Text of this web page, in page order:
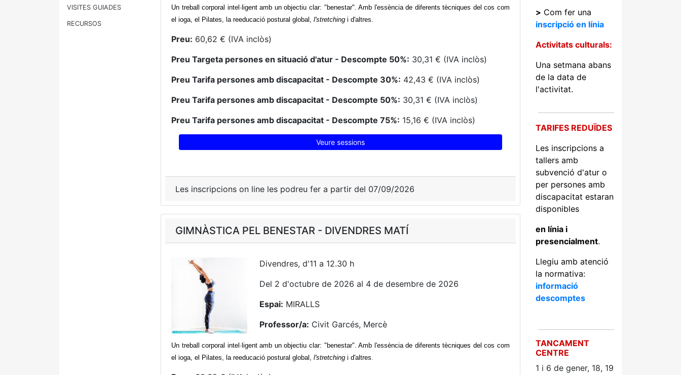
VISITES GUIADES
RECURSOS
Un treball corporal intel·ligent amb un objectiu clar: "benestar". Amb l'essència de diferents tècniques del cos com
el ioga, el Pilates, la reeducació postural global, l'stretching i d'altres.
Preu: 60,62 € (IVA inclòs)
Preu Targeta persones en situació d'atur - Descompte 50%: 30,31 € (IVA inclòs)
Preu Tarifa persones amb discapacitat - Descompte 30%: 42,43 € (IVA inclòs)
Preu Tarifa persones amb discapacitat - Descompte 50%: 30,31 € (IVA inclòs)
Preu Tarifa persones amb discapacitat - Descompte 75%: 15,16 € (IVA inclòs)
Veure sessions
Les inscripcions on line les podreu fer a partir del 07/09/2026
GIMNÀSTICA PEL BENESTAR - DIVENDRES MATÍ
Divendres, d'11 a 12.30 h
Del 2 d'octubre de 2026 al 4 de desembre de 2026
Espai: MIRALLS
Professor/a: Civit Garcés, Mercè
Un treball corporal intel·ligent amb un objectiu clar: "benestar". Amb l'essència de diferents tècniques del cos com
el ioga, el Pilates, la reeducació postural global, l'stretching i d'altres.
> Com fer una
inscripció en línia
Activitats culturals:
Una setmana abans
de la data de
l'activitat.
TARIFES REDUÏDES
Les inscripcions a
tallers amb
subvenció d'atur o
per persones amb
discapacitat estaran
disponibles
en línia i
presencialment.
Llegiu amb atenció
la normativa:
informació
descomptes
TANCAMENT
CENTRE
1 i 6 de gener, 18, 19